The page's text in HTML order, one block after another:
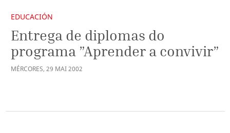
EDUCACIÓN
Entrega de diplomas do
programa ”Aprender a convivir”
MÉRCORES, 29 MAI2002